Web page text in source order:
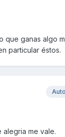
que ganas algo
particular éstos.
me vale.